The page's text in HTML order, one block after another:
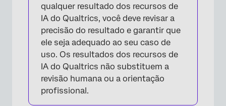
qualquer resultado dos recursos de
IA do Qualtrics, você deve revisar a
precisão do resultado e garantir que
ele seja adequado ao seu caso de
uso. Os resultados dos recursos de
IA do Qualtrics não substituem a
revisão humana ou a orientação
profissional.